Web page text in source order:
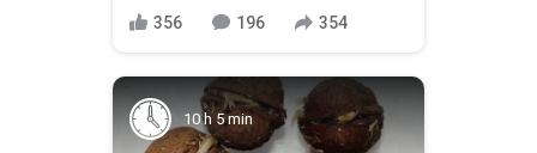
356 196 354
10 h 5 min